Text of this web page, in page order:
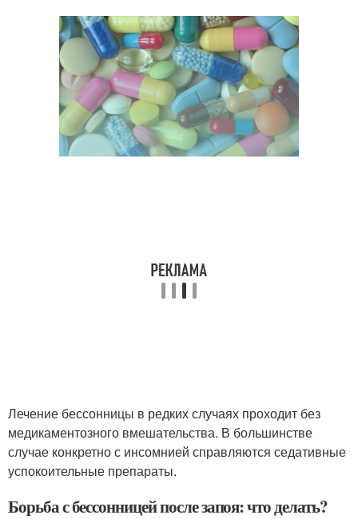
Лечение бессонницы в редких случаях проходит без
медикаментозного вмешательства. В большинстве
случае конкретно с инсомнией справляются седативные
успокоительные препараты.
Борьба с бессонницей после запоя: что делать?